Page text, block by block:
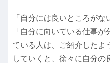
「自分には良いところがな
「自分に向いている仕事
ている人は、ご紹介したよ
していくと、徐々に自分の